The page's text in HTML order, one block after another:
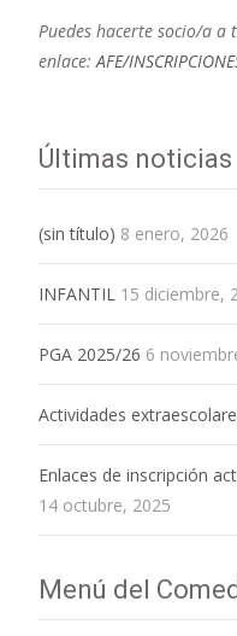
Puedes hacerte socio/a a
enlace: AFE/
Últimas noticias
(sin título) 8 enero, 2026
INFANTIL 15 diciembre,
PGA 2025/26 6
Actividades
Enlaces de inscripción
14 octubre, 2025
Menú del